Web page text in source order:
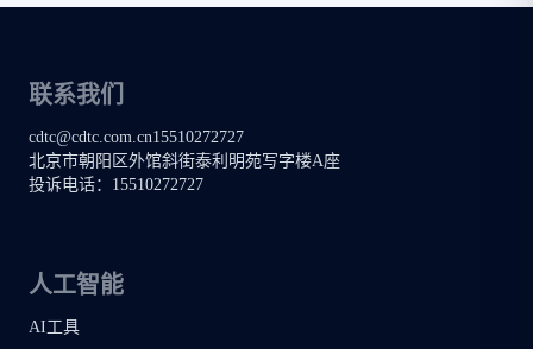
联系我们
cdtc@cdtc.com.cn15510272727
北京市朝阳区外馆斜街泰利明苑写字楼A座
投诉电话： 15510272727
人工智能
AI工具